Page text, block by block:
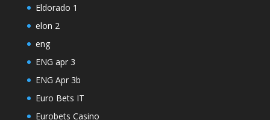
Eldorado 1
elon 2
eng
ENG apr 3
ENG Apr 3b
Euro Bets IT
Eurobets Casino